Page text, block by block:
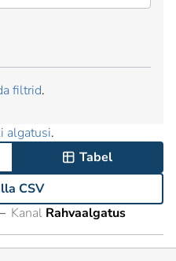
filtrid.
algatusi.
Tabel
CSV
Kanal Rahvaalgatus